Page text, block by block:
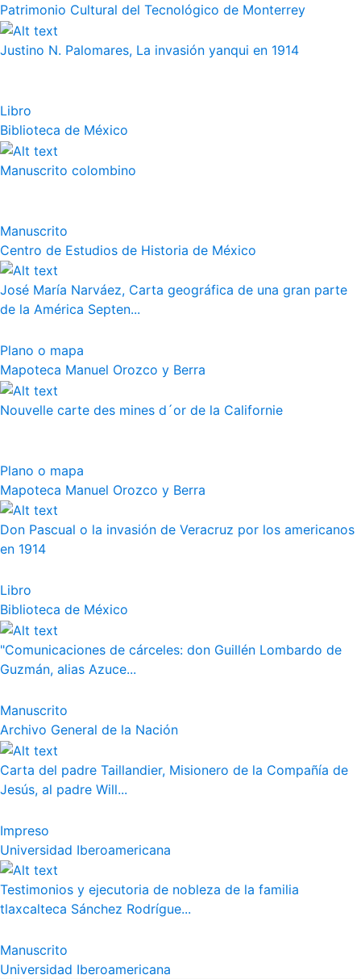
Patrimonio Cultural del Tecnológico de Monterrey
Justino N. Palomares, La invasión yanqui en 1914
Libro
Biblioteca de México
Manuscrito colombino
Manuscrito
Centro de Estudios de Historia de México
José María Narváez, Carta geográfica de una gran parte
de la América Septen...
Plano o mapa
Mapoteca Manuel Orozco y Berra
Nouvelle carte des mines d´or de la Californie
Plano o mapa
Mapoteca Manuel Orozco y Berra
Don Pascual o la invasión de Veracruz por los americanos
en 1914
Libro
Biblioteca de México
"Comunicaciones de cárceles: don Guillén Lombardo de
Guzmán, alias Azuce...
Manuscrito
Archivo General de la Nación
Carta del padre Taillandier, Misionero de la Compañía de
Jesús, al padre Will...
Impreso
Universidad Iberoamericana
Testimonios y ejecutoria de nobleza de la familia
tlaxcalteca Sánchez Rodrígue...
Manuscrito
Universidad Iberoamericana